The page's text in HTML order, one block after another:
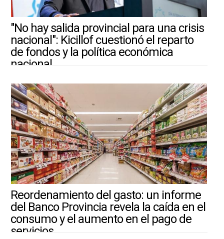
"No hay salida provincial para una crisis
nacional": Kicillof cuestionó el reparto
de fondos y la política económica
nacional
Reordenamiento del gasto: un informe
del Banco Provincia revela la caída en el
consumo y el aumento en el pago de
servicios